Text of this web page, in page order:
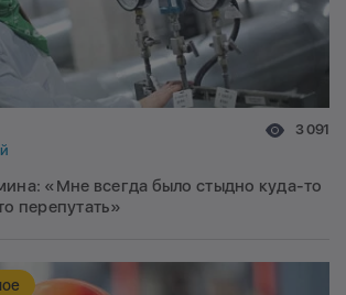
3 091
«Мне всегда было стыдно куда-то
перепутать»